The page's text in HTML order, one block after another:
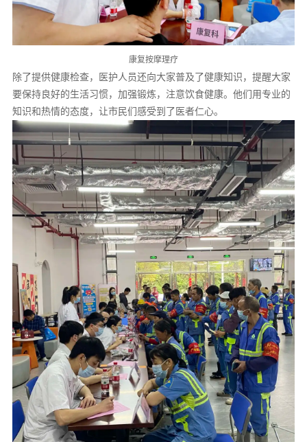
康复按摩理疗
除了提供健康检查，医护人员还向大家普及了健康知识，提醒大家
要保持良好的生活习惯，加强锻炼，注意饮食健康。他们用专业的
知识和热情的态度，让市民们感受到了医者仁心。